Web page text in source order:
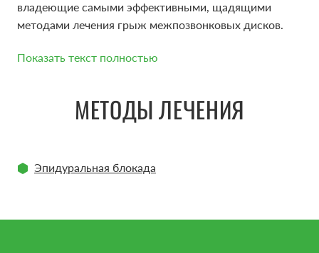
владеющие самыми эффективными, щадящими
методами лечения грыж межпозвонковых дисков.
Показать текст полностью
КЛИНИКА БОЛИ МЕДИКА ЭТО:
специализирующиеся на лечении острой и
Передовое оборудование, обеспечивающее
МЕТОДЫ ЛЕЧЕНИЯ
Эпидуральная блокада